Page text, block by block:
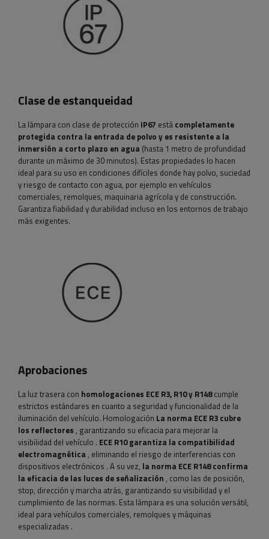
Clase de estanqueidad
La lámpara con clase de protección IP67 está completamente
protegida contra la entrada de polvo y es resistente a la
inmersión a corto plazo en agua (hasta 1 metro de profundidad
durante un máximo de 30 minutos). Estas propiedades lo hacen
ideal para su uso en condiciones difíciles donde hay polvo, suciedad
y riesgo de contacto con agua, por ejemplo en vehículos
comerciales, remolques, maquinaria agrícola y de construcción.
Garantiza fiabilidad y durabilidad incluso en los entornos de trabajo
más exigentes.
Aprobaciones
La luz trasera con homologaciones ECE R3, R10 y R148 cumple
estrictos estándares en cuanto a seguridad y funcionalidad de la
iluminación del vehículo. Homologación La norma ECE R3 cubre
los reflectores , garantizando su eficacia para mejorar la
visibilidad del vehículo . ECE R10 garantiza la compatibilidad
electromagnética , eliminando el riesgo de interferencias con
dispositivos electrónicos . A su vez, la norma ECE R148 confirma
la eficacia de las luces de señalización , como las de posición,
stop, dirección y marcha atrás, garantizando su visibilidad y el
cumplimiento de las normas. Esta lámpara es una solución versátil,
ideal para vehículos comerciales, remolques y máquinas
especializadas .